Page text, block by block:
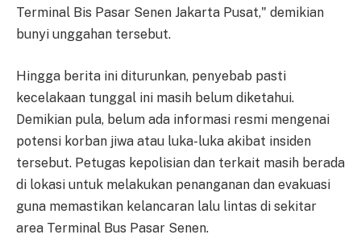
Terminal Bis Pasar Senen Jakarta Pusat," demikian
bunyi unggahan tersebut.
Hingga berita ini diturunkan, penyebab pasti
kecelakaan tunggal ini masih belum diketahui.
Demikian pula, belum ada informasi resmi mengenai
potensi korban jiwa atau luka-luka akibat insiden
tersebut. Petugas kepolisian dan terkait masih berada
di lokasi untuk melakukan penanganan dan evakuasi
guna memastikan kelancaran lalu lintas di sekitar
area Terminal Bus Pasar Senen.